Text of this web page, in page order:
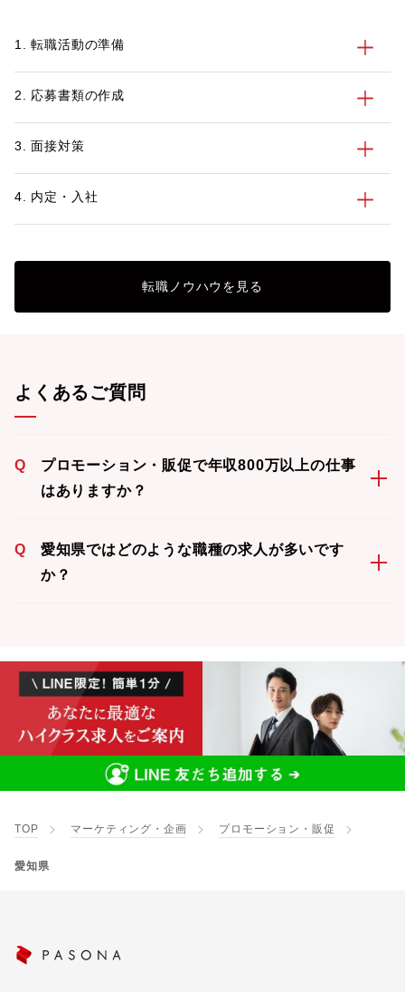
1. 転職活動の準備
2. 応募書類の作成
3. 面接対策
4. 内定・入社
転職ノウハウを見る
よくあるご質問
Q
プロモーション・販促で年収800万以上の仕事
はありますか？
Q
愛知県ではどのような職種の求人が多いです
か？
TOP マーケティング・企画 プロモーション・販促
愛知県